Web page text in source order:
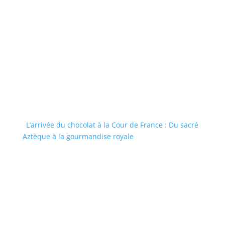
L’arrivée du chocolat à la Cour de France : Du sacré
Aztèque à la gourmandise royale